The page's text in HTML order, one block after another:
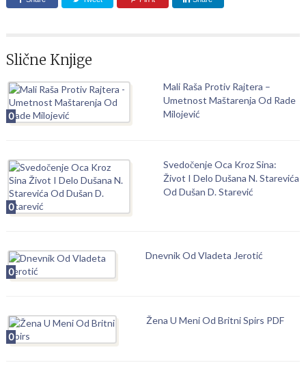
Slične Knjige
0
Mali Raša Protiv Rajtera –
Umetnost Maštarenja Od Rade
Milojević
0
Svedočenje Oca Kroz Sina:
Život I Delo Dušana N. Starevića
Od Dušan D. Starević
0
Dnevnik Od Vladeta Jerotić
0
Žena U Meni Od Britni Spirs PDF